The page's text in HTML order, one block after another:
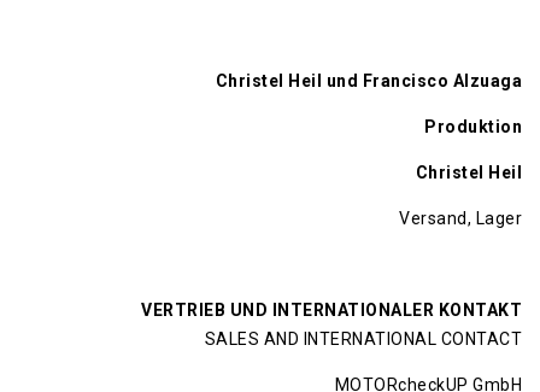
Christel Heil und Francisco Alzuaga
Produktion
Christel Heil
Versand, Lager
VERTRIEB UND INTERNATIONALER KONTAKT
SALES AND INTERNATIONAL CONTACT
MOTORcheckUP GmbH